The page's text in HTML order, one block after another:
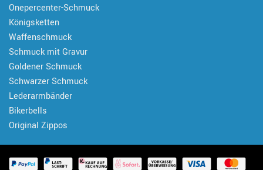
Onepercenter-Schmuck
Königsketten
Waffenschmuck
Schmuck mit Gravur
Goldener Schmuck
Schwarzer Schmuck
Lederarmbänder
Bikerbells
Original Zippos